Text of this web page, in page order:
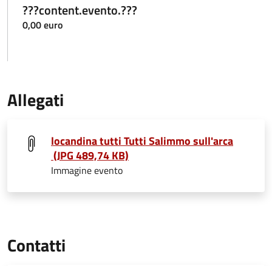
???content.evento.???
0,00 euro
Allegati
locandina tutti Tutti Salimmo sull'arca
(JPG 489,74 KB)
Immagine evento
Contatti